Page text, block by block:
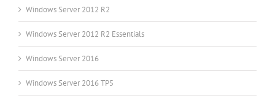
Windows Server 2012 R2
Windows Server 2012 R2 Essentials
Windows Server 2016
Windows Server 2016 TP5